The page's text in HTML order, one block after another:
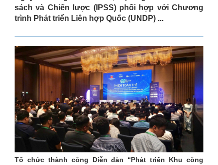
sách và Chiến lược (IPSS) phối hợp với Chương
trình Phát triển Liên hợp Quốc (UNDP) ...
Tổ chức thành công Diễn đàn “Phát triển Khu công